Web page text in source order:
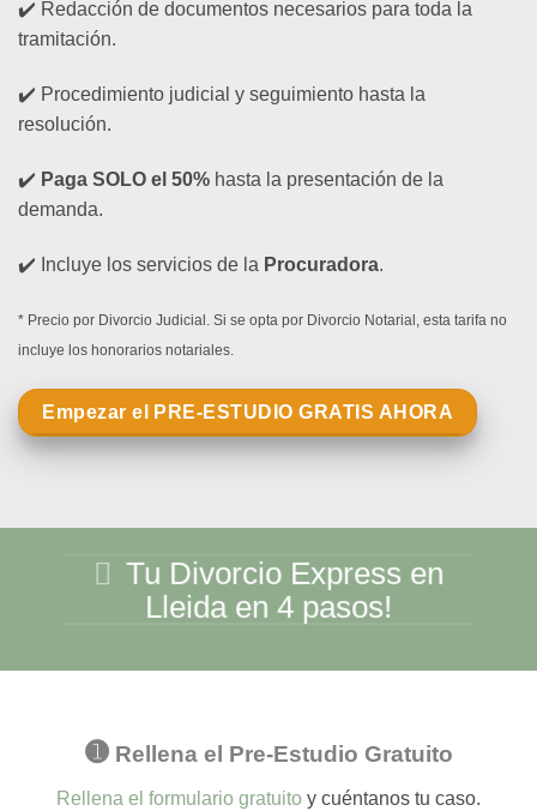
✔️ Redacción de documentos necesarios para toda la
tramitación.
✔️ Procedimiento judicial y seguimiento hasta la
resolución.
✔️ Paga SOLO el 50% hasta la presentación de la
demanda.
✔️ Incluye los servicios de la Procuradora.
* Precio por Divorcio Judicial. Si se opta por Divorcio Notarial, esta tarifa no
incluye los honorarios notariales.
Empezar el PRE-ESTUDIO GRATIS AHORA
Tu Divorcio Express en
Lleida en 4 pasos!
➊ Rellena el Pre-Estudio Gratuito
Rellena el formulario gratuito y cuéntanos tu caso.